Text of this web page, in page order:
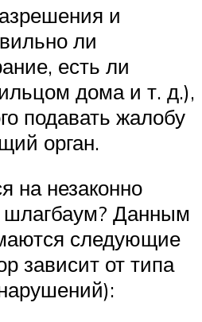
и
ли
есть ли
дома и т. д.),
подавать жалобу
орган.
на незаконно
шлагбаум? Данным
следующие
зависит от типа